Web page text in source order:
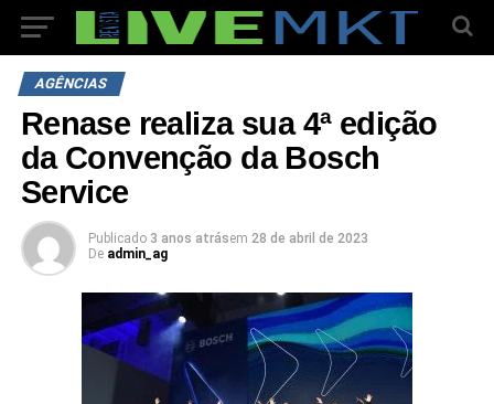
AGÊNCIAS
Renase realiza sua 4ª edição
da Convenção da Bosch
Service
Publicado 3 anos atrásem 28 de abril de 2023
De admin_ag